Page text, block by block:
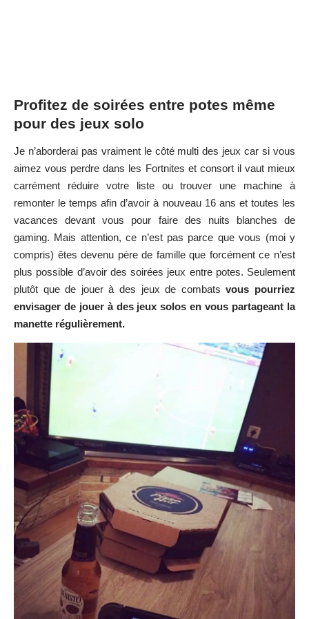
Profitez de soirées entre potes même
pour des jeux solo
Je n’aborderai pas vraiment le côté multi des jeux car si vous
aimez vous perdre dans les Fortnites et consort il vaut mieux
carrément réduire votre liste ou trouver une machine à
remonter le temps afin d’avoir à nouveau 16 ans et toutes les
vacances devant vous pour faire des nuits blanches de
gaming. Mais attention, ce n’est pas parce que vous (moi y
compris) êtes devenu père de famille que forcément ce n’est
plus possible d’avoir des soirées jeux entre potes. Seulement
plutôt que de jouer à des jeux de combatsvous pourriez
envisager de jouer à des jeux solos en vous partageant la
manette régulièrement.